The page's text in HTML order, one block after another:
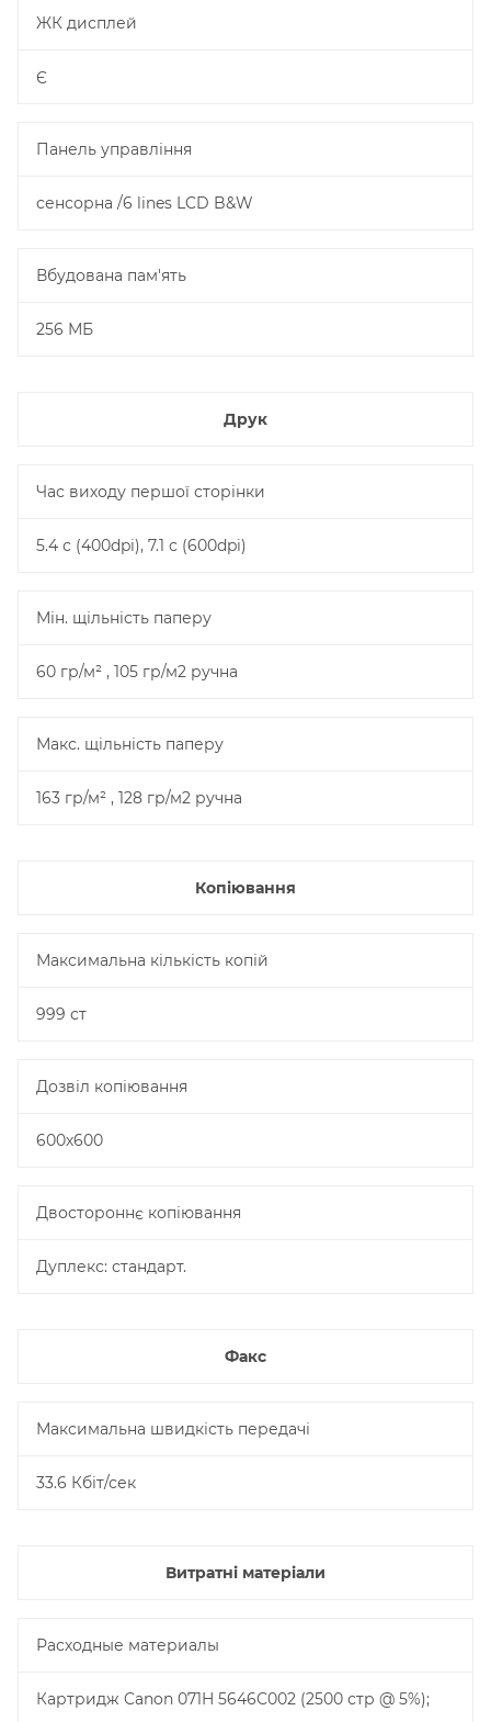
ЖК дисплей
Є
Панель управління
сенсорна /6 lines LCD B&W
Вбудована пам'ять
256 МБ
Друк
Час виходу першої сторінки
5.4 с (400dpi), 7.1 с (600dpi)
Мін. щільність паперу
60 гр/м² , 105 гр/м2 ручна
Макс. щільність паперу
163 гр/м² , 128 гр/м2 ручна
Копіювання
Максимальна кількість копій
999 ст
Дозвіл копіювання
600х600
Двостороннє копіювання
Дуплекс: стандарт.
Факс
Максимальна швидкість передачі
33.6 Кбіт/сек
Витратні матеріали
Расходные материалы
Картридж Canon 071H 5646C002 (2500 стр @ 5%);